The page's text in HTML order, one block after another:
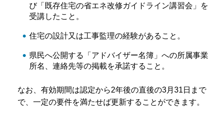
び「既存住宅の省エネ改修ガイドライン講習会」を
受講したこと。
住宅の設計又は工事監理の経験があること。
県民へ公開する「アドバイザー名簿」への所属事業
所名、連絡先等の掲載を承諾すること。
なお、有効期間は認定から2年後の直後の3月31日まで
で、一定の要件を満たせば更新することができます。